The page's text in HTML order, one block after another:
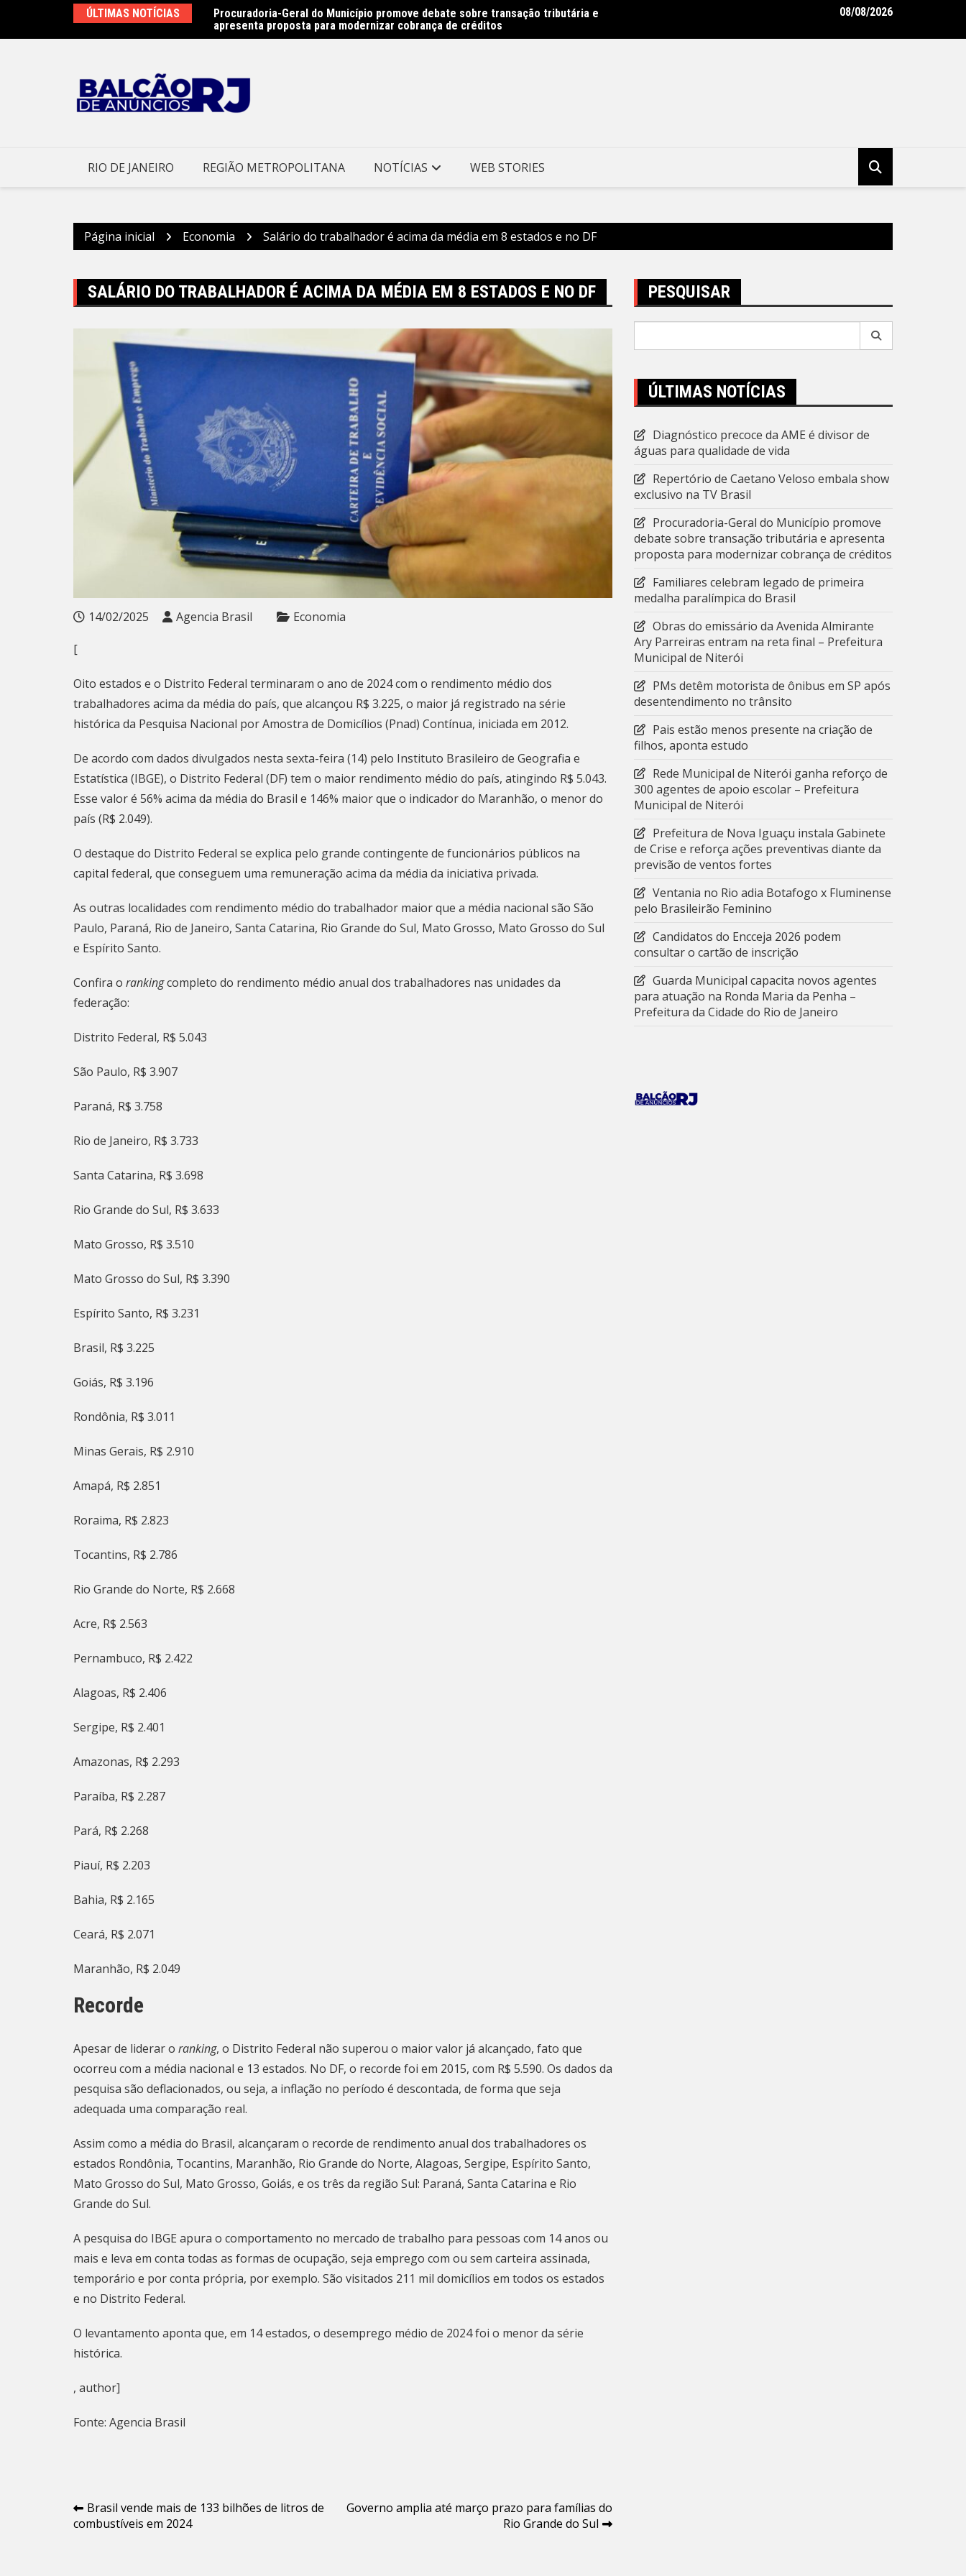
o
ÚLTIMAS NOTÍCIAS
Procuradoria-Geral do Município promove debate sobre transação tributária e
apresenta proposta para modernizar cobrança de créditos
Obras do emissário da Avenida Almirante Ary Parreiras entram na reta final –
Prefeitura Municipal de Niterói
Rede Municipal de Niterói ganha reforço de 300 agentes de apoio
08/08/2026
RIO DE JANEIRO REGIÃO METROPOLITANA NOTÍCIAS WEB STORIES
Página inicial Economia Salário do trabalhador é acima da média em 8 estados e no DF
SALÁRIO DO TRABALHADOR É ACIMA DA MÉDIA EM 8 ESTADOS E NO DF
14/02/2025 Agencia Brasil Economia
[
Oito estados e o Distrito Federal terminaram o ano de 2024 com o rendimento médio dos
trabalhadores acima da média do país, que alcançou R$ 3.225, o maior já registrado na série
histórica da Pesquisa Nacional por Amostra de Domicílios (Pnad) Contínua, iniciada em 2012.
De acordo com dados divulgados nesta sexta-feira (14) pelo Instituto Brasileiro de Geografia e
Estatística (IBGE), o Distrito Federal (DF) tem o maior rendimento médio do país, atingindo R$ 5.043.
Esse valor é 56% acima da média do Brasil e 146% maior que o indicador do Maranhão, o menor do
país (R$ 2.049).
O destaque do Distrito Federal se explica pelo grande contingente de funcionários públicos na
capital federal, que conseguem uma remuneração acima da média da iniciativa privada.
As outras localidades com rendimento médio do trabalhador maior que a média nacional são São
Paulo, Paraná, Rio de Janeiro, Santa Catarina, Rio Grande do Sul, Mato Grosso, Mato Grosso do Sul
e Espírito Santo.
Confira o rankingcompleto do rendimento médio anual dos trabalhadores nas unidades da
federação:
Distrito Federal, R$ 5.043
São Paulo, R$ 3.907
Paraná, R$ 3.758
Rio de Janeiro, R$ 3.733
Santa Catarina, R$ 3.698
Rio Grande do Sul, R$ 3.633
Mato Grosso, R$ 3.510
Mato Grosso do Sul, R$ 3.390
Espírito Santo, R$ 3.231
Brasil, R$ 3.225
Goiás, R$ 3.196
Rondônia, R$ 3.011
Minas Gerais, R$ 2.910
Amapá, R$ 2.851
Roraima, R$ 2.823
Tocantins, R$ 2.786
Rio Grande do Norte, R$ 2.668
Acre, R$ 2.563
Pernambuco, R$ 2.422
Alagoas, R$ 2.406
Sergipe, R$ 2.401
Amazonas, R$ 2.293
Paraíba, R$ 2.287
Pará, R$ 2.268
Piauí, R$ 2.203
Bahia, R$ 2.165
Ceará, R$ 2.071
Maranhão, R$ 2.049
Recorde
Apesar de liderar o ranking, o Distrito Federal não superou o maior valor já alcançado, fato que
ocorreu com a média nacional e 13 estados. No DF, o recorde foi em 2015, com R$ 5.590. Os dados da
pesquisa são deflacionados, ou seja, a inflação no período é descontada, de forma que seja
adequada uma comparação real.
Assim como a média do Brasil, alcançaram o recorde de rendimento anual dos trabalhadores os
estados Rondônia, Tocantins, Maranhão, Rio Grande do Norte, Alagoas, Sergipe, Espírito Santo,
Mato Grosso do Sul, Mato Grosso, Goiás, e os três da região Sul: Paraná, Santa Catarina e Rio
Grande do Sul.
A pesquisa do IBGE apura o comportamento no mercado de trabalho para pessoas com 14 anos ou
mais e leva em conta todas as formas de ocupação, seja emprego com ou sem carteira assinada,
temporário e por conta própria, por exemplo. São visitados 211 mil domicílios em todos os estados
e no Distrito Federal.
O levantamento aponta que, em 14 estados, o desemprego médio de 2024 foi o menor da série
histórica.
, author]
Fonte: Agencia Brasil
Navegação
de
Brasil vende mais de 133 bilhões de litros de
combustíveis em 2024
Governo amplia até março prazo para famílias do
Rio Grande do Sul
PESQUISAR
ÚLTIMAS NOTÍCIAS
Diagnóstico precoce da AME é divisor de
águas para qualidade de vida
Repertório de Caetano Veloso embala show
exclusivo na TV Brasil
Procuradoria-Geral do Município promove
debate sobre transação tributária e apresenta
proposta para modernizar cobrança de créditos
Familiares celebram legado de primeira
medalha paralímpica do Brasil
Obras do emissário da Avenida Almirante
Ary Parreiras entram na reta final – Prefeitura
Municipal de Niterói
PMs detêm motorista de ônibus em SP após
desentendimento no trânsito
Pais estão menos presente na criação de
filhos, aponta estudo
Rede Municipal de Niterói ganha reforço de
300 agentes de apoio escolar – Prefeitura
Municipal de Niterói
Prefeitura de Nova Iguaçu instala Gabinete
de Crise e reforça ações preventivas diante da
previsão de ventos fortes
Ventania no Rio adia Botafogo x Fluminense
pelo Brasileirão Feminino
Candidatos do Encceja 2026 podem
consultar o cartão de inscrição
Guarda Municipal capacita novos agentes
para atuação na Ronda Maria da Penha –
Prefeitura da Cidade do Rio de Janeiro